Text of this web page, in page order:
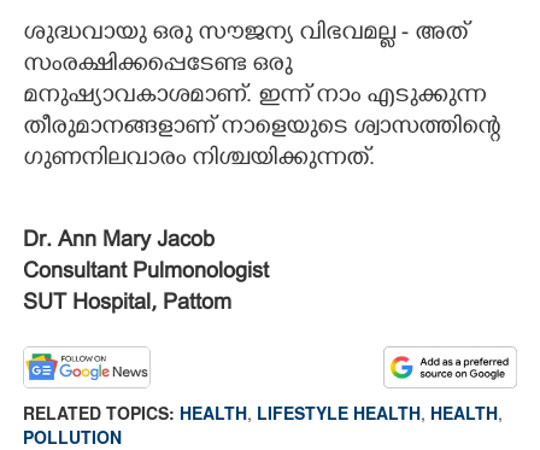
ശുദ്ധവായു ഒരു സൗജന്യ വിഭവമല്ല - അത്
സംരക്ഷിക്കപ്പെടേണ്ട ഒരു
മനുഷ്യാവകാശമാണ്. ഇന്ന് നാം എടുക്കുന്ന
തീരുമാനങ്ങളാണ് നാളെയുടെ ശ്വാസത്തിന്റെ
ഗുണനിലവാരം നിശ്ചയിക്കുന്നത്.
Dr. Ann Mary Jacob
Consultant Pulmonologist
SUT Hospital, Pattom
RELATED TOPICS: HEALTH, LIFESTYLE HEALTH, HEALTH,
POLLUTION